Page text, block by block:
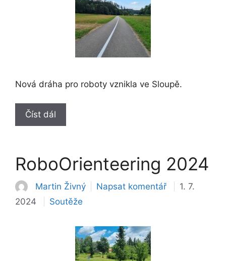
Nová dráha pro roboty vznikla ve Sloupě.
Číst dál
RoboOrienteering 2024
Martin Živný Napsat komentář
1. 7.
2024
Rubriky
Soutěže